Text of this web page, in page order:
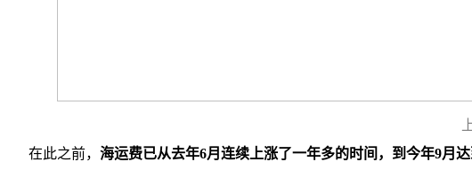
在此之前， 海运费已从去年6月连续上涨了一年多的时间，到今年9月达